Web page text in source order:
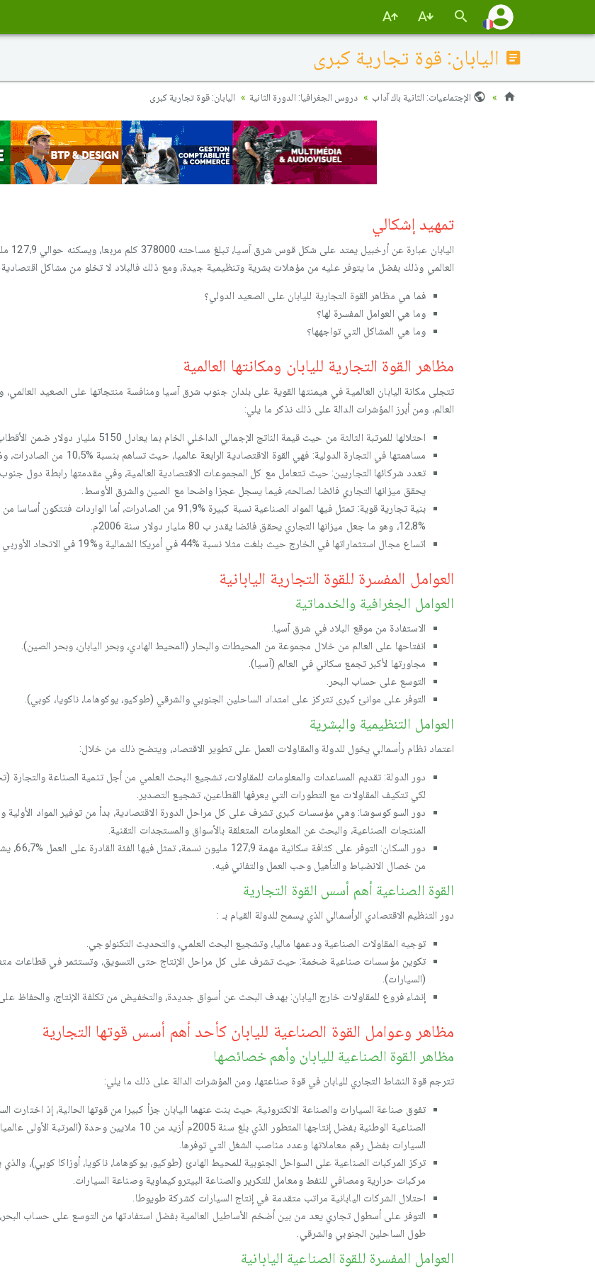
اليابان: قوة تجارية كبرى
الإجتماعيات: الثانية باك آداب دروس الجغرافيا: الدورة الثانية اليابان: قوة تجارية كبرى
تمهيد إشكالي
العالمي وذلك بفضل ما يتوفر عليه من مؤهلات بشرية وتنظيمية جيدة، ومع ذلك فالبلاد لا تخلو من مشاكل اقتصادية
فما هي مظاهر القوة التجارية لليابان على الصعيد الدولي؟
وما هي العوامل المفسرة لها؟
وما هي المشاكل التي تواجهها؟
مظاهر القوة التجارية لليابان ومكانتها العالمية
تتجلى مكانة اليابان العالمية في هيمنتها القوية على بلدان جنوب شرق آسيا ومنافسة منتجاتها على الصعيد
العالم، ومن أبرز المؤشرات الدالة على ذلك نذكر ما يلي:
احتلالها للمرتبة الثالثة من حيث قيمة الناتج الإجمالي الداخلي الخام بما يعادل 5150 مليار دولار ضمن الأقطاب الثلاثة المهيمنة على الاقتصاد العالمي.
مساهمتها في التجارة الدولية: فهي القوة الاقتصادية الرابعة عالميا، حيث تساهم بنسبة %10،5 من الصادرات، و%8،9 من الواردات.
تعدد شركائها التجاريين: حيث تتعامل مع كل المجموعات الاقتصادية العالمية، وفي مقدمتها رابطة دول جنوب
يحقق ميزانها التجاري فائضا لصالحه، فيما يسجل عجزا واضحا مع الصين والشرق الأوسط.
%12،8، وهو ما جعل ميزانها التجاري يحقق فائضا يقدر ب 80 مليار دولار سنة 2006م.
اتساع مجال استثماراتها في الخارج حيث بلغت مثلا نسبة %44 في أمريكا الشمالية و%19 في الاتحاد الأوربي و%17 في الصين.
العوامل المفسرة للقوة التجارية اليابانية
العوامل الجغرافية والخدماتية
الاستفادة من موقع البلاد في شرق آسيا.
انفتاحها على العالم من خلال مجموعة من المحيطات والبحار (المحيط الهادي، وبحر اليابان، وبحر الصين).
مجاورتها لأكبر تجمع سكاني في العالم (آسيا).
التوسع على حساب البحر.
التوفر على موانئ كبرى تتركز على امتداد الساحلين الجنوبي والشرقي (طوكيو، يوكوهاما، ناكويا، كوبي).
العوامل التنظيمية والبشرية
اعتماد نظام رأسمالي يخول للدولة والمقاولات العمل على تطوير الاقتصاد، ويتضح ذلك من خلال:
لكي تتكيف المقاولات مع التطورات التي يعرفها القطاعين، تشجيع التصدير.
دور السوكوسوشا: وهي مؤسسات كبرى تشرف على كل مراحل الدورة الاقتصادية، بدأ من توفير المواد الأولية
المنتجات الصناعية، والبحث عن المعلومات المتعلقة بالأسواق والمستجدات التقنية.
من خصال الانضباط والتأهيل وحب العمل والتفاني فيه.
القوة الصناعية أهم أسس القوة التجارية
دور التنظيم الاقتصادي الرأسمالي الذي يسمح للدولة القيام بـ :
توجيه المقاولات الصناعية ودعمها ماليا، وتشجيع البحث العلمي، والتحديث التكنولوجي.
تكوين مؤسسات صناعية ضخمة: حيث تشرف على كل مراحل الإنتاج حتى التسويق، وتستثمر في قطاعات
(السيارات).
إنشاء فروع للمقاولات خارج اليابان: بهدف البحث عن أسواق جديدة، والتخفيض من تكلفة الإنتاج، والحفاظ على
مظاهر وعوامل القوة الصناعية لليابان كأحد أهم أسس قوتها التجارية
مظاهر القوة الصناعية لليابان وأهم خصائصها
تترجم قوة النشاط التجاري لليابان في قوة صناعتها، ومن المؤشرات الدالة على ذلك ما يلي:
تفوق صناعة السيارات والصناعة الالكترونية، حيث بنت عنهما اليابان جزأ كبيرا من قوتها الحالية، إذ
الصناعية الوطنية بفضل إنتاجها المتطور الذي بلغ سنة 2005م
السيارات بفضل رقم معاملاتها وعدد مناصب الشغل التي توفرها.
تركز المركبات الصناعية على السواحل الجنوبية للمحيط الهادئ (طوكيو، يوكوهاما، ناكويا، أوزاكا كوبي)،
مركبات حرارية ومصافي للنفط ومعامل للتكرير والصناعة البيتروكيماوية وصناعة السيارات.
احتلال الشركات اليابانية مراتب متقدمة في إنتاج السيارات كشركة طويوطا.
التوفر على أسطول تجاري يعد من بين أضخم الأساطيل العالمية بفضل استفادتها من التوسع على حساب
طول الساحلين الجنوبي والشرقي.
العوامل المفسرة للقوة الصناعية اليابانية